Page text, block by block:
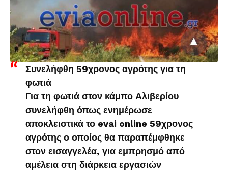
Συνελήφθη 59χρονος αγρότης για τη
φωτιά
Για τη φωτιά στον κάμπο Αλιβερίου
συνελήφθη όπως ενημέρωσε
αποκλειστικά το evai online 59χρονος
αγρότης ο οποίος θα παραπέμφθηκε
στον εισαγγελέα, για εμπρησμό από
αμέλεια στη διάρκεια εργασιών